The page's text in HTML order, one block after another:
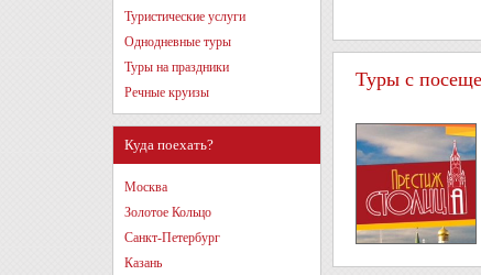
Туристические услуги
Однодневные туры
Туры на праздники
Речные круизы
Куда поехать?
Москва
Золотое Кольцо
Санкт-Петербург
Казань
Туры с